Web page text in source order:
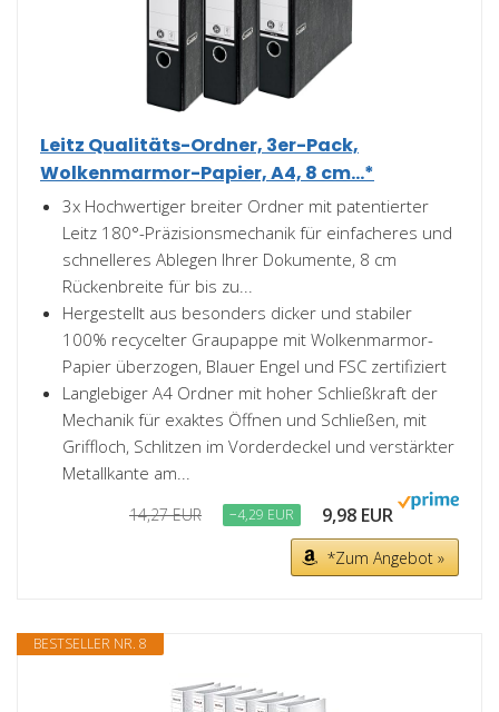
Leitz Qualitäts-Ordner, 3er-Pack,
Wolkenmarmor-Papier, A4, 8 cm...*
3x Hochwertiger breiter Ordner mit patentierter
Leitz 180°-Präzisionsmechanik für einfacheres und
schnelleres Ablegen Ihrer Dokumente, 8 cm
Rückenbreite für bis zu...
Hergestellt aus besonders dicker und stabiler
100% recycelter Graupappe mit Wolkenmarmor-
Papier überzogen, Blauer Engel und FSC zertifiziert
Langlebiger A4 Ordner mit hoher Schließkraft der
Mechanik für exaktes Öffnen und Schließen, mit
Griffloch, Schlitzen im Vorderdeckel und verstärkter
Metallkante am...
14,27 EUR −4,29 EUR 9,98 EUR
*Zum Angebot »
BESTSELLER NR. 8